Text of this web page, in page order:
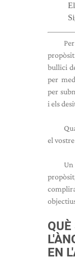
bullici
per
per
i els
el
EN